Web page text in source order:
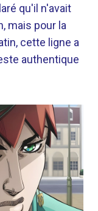
qu'il n'avait
mais pour la
cette ligne a
authentique